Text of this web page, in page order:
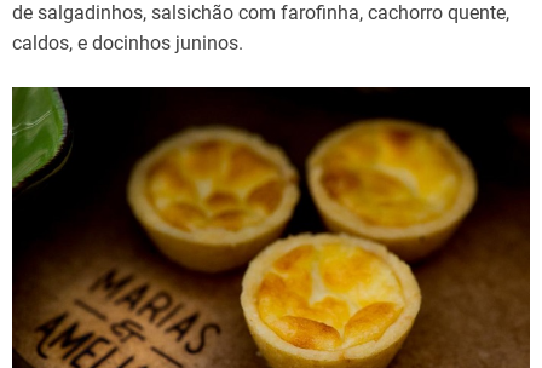
de salgadinhos, salsichão com farofinha, cachorro quente,
caldos, e docinhos juninos.